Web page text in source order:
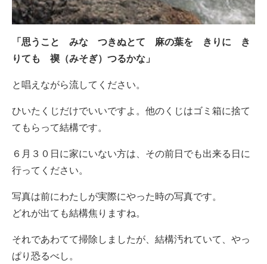
「思うこと みな つきぬとて 麻の葉を きりに き
りても 禊（みそぎ）つるかな」
と唱えながら流してください。
ひいたくじだけでいいですよ。他のくじはゴミ箱に捨て
てもらって結構です。
６月３０日に家にいない方は、その前日でも出来る日に
行ってください。
写真は前にわたしが実際にやった時の写真です。
どれが出ても結構焦りますね。
それであわてて掃除しましたが、結構汚れていて、やっ
ぱり恐るべし。